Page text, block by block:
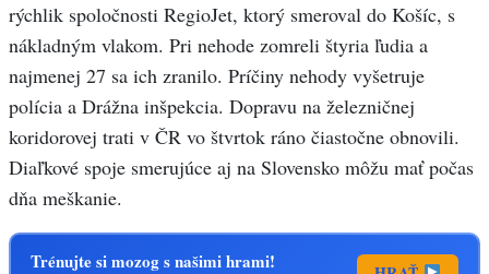
rýchlik spoločnosti RegioJet, ktorý smeroval do Košíc, s
nákladným vlakom. Pri nehode zomreli štyria ľudia a
najmenej 27 sa ich zranilo. Príčiny nehody vyšetruje
polícia a Drážna inšpekcia. Dopravu na železničnej
koridorovej trati v ČR vo štvrtok ráno čiastočne obnovili.
Diaľkové spoje smerujúce aj na Slovensko môžu mať počas
dňa meškanie.
Trénujte si mozog s našimi hrami!